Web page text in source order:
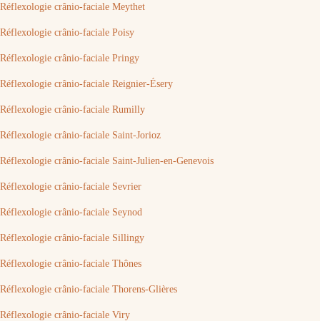
Réflexologie crânio-faciale Meythet
Réflexologie crânio-faciale Poisy
Réflexologie crânio-faciale Pringy
Réflexologie crânio-faciale Reignier-Ésery
Réflexologie crânio-faciale Rumilly
Réflexologie crânio-faciale Saint-Jorioz
Réflexologie crânio-faciale Saint-Julien-en-Genevois
Réflexologie crânio-faciale Sevrier
Réflexologie crânio-faciale Seynod
Réflexologie crânio-faciale Sillingy
Réflexologie crânio-faciale Thônes
Réflexologie crânio-faciale Thorens-Glières
Réflexologie crânio-faciale Viry